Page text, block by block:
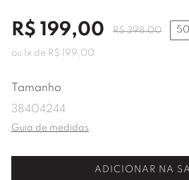
R$ 199,00 R$ 398,00
ou x de R$ 199 ,00
Tamanho
38404244
Guia de medidas
ADICIONAR NA